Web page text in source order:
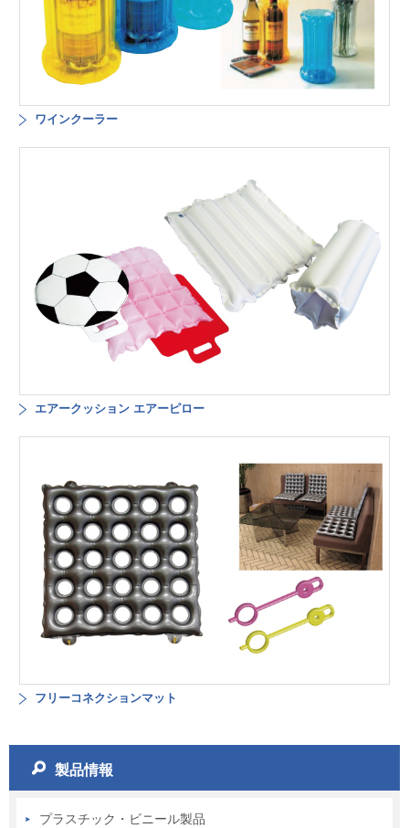
ワインクーラー
エアークッション エアーピロー
フリーコネクションマット
製品情報
プラスチック・ビニール製品